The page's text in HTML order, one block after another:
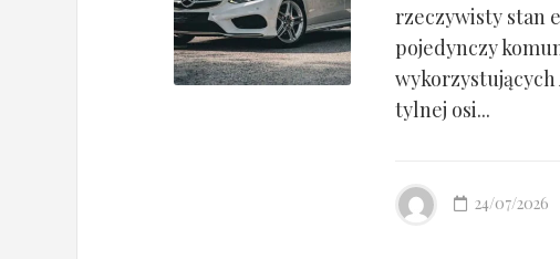
rzeczywisty stan
pojedynczy
tylnej osi...
24/07/2026